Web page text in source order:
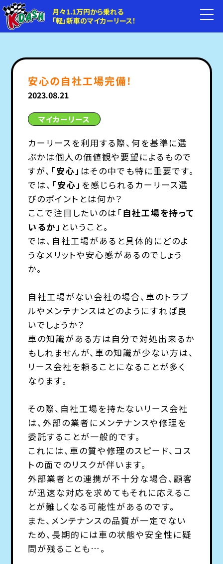
月々1.1万円から乗れる
「軽」新車のマイカーリース！
安心の自社工場完備！
2023.08.21
マイカーリース
カーリースを利用する際、何を基準に選
ぶかは個人の価値観や要望によるもので
すが、 「安心」 はその中でも特に重要です。
では、 「安心」 を感じられるカーリース選
びのポイントとは何か？
ここで注目したいのは「自社工場を持って
いるか」ということ。
では、自社工場があると具体的にどのよ
うなメリットや安心感があるのでしょう
か。
自社工場がない会社の場合、車のトラブ
ルやメンテナンスはどのようにすれば良
いでしょうか？
車の知識がある方は自分で対処出来るか
もしれませんが、車の知識が少ない方は、
リース会社を頼ることになることが多く
なります。
その際、自社工場を持たないリース会社
は、外部の業者にメンテナンスや修理を
委託することが一般的です。
これには、車の質や修理のスピード、コス
トの面でのリスクが伴います。
外部業者との連携が不十分な場合、顧客
が迅速な対応を求めてもそれに応えるこ
とが難しくなる可能性があるのです。
また、メンテナンスの品質が一定でない
ため、長期的には車の状態や安全性に疑
問が残ることも…。